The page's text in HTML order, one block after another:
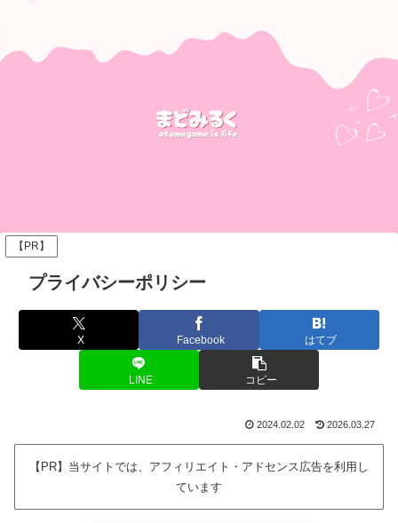
【PR】
プライバシーポリシー
X Facebook はてブ
LINE コピー
2024.02.02 2026.03.27
【PR】当サイトでは、アフィリエイト・アドセンス広告を利用し
ています